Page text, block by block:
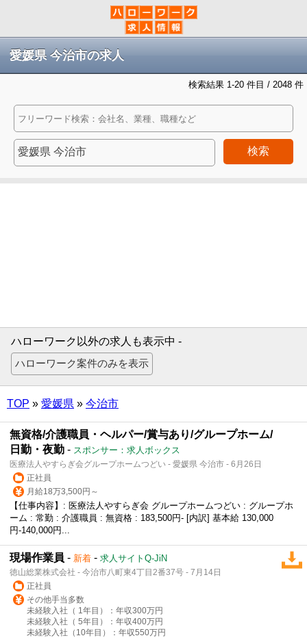
愛媛県 今治市の求人
検索結果 1-20 件目 / 2048 件
検索
ハローワーク以外の求人も表示中 -
TOP » 愛媛県 » 今治市
無資格/介護職員・ヘルパー/賞与あり/グループホーム/
日勤・夜勤 - スポンサー：求人ボックス
医療法人やすらぎ会グループホームつどい - 愛媛県 今治市 - 6月26日
正社員
月給18万3,500円～
【仕事内容】: 医療法人やすらぎ会 グループホームつどい : グループホ
ーム : 常勤 : 介護職員 : 無資格 : 183,500円- [内訳] 基本給 130,000
円-140,000円...
現場作業員 - 新着 - 求人サイトQ-JiN
徳山総業株式会社 - 今治市八町東4丁目2番37号 - 7月14日
正社員
その他手当多数
未経験入社（ 1年目）：年収300万円
未経験入社（ 5年目）：年収400万円
未経験入社（10年目）：年収550万円